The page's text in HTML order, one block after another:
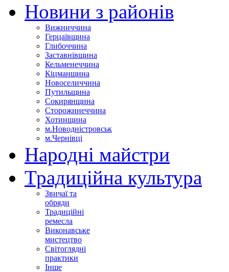
Новини з районів
Вижниччина
Герцаївщина
Глибоччина
Заставнівщина
Кельменеччина
Кіцманщина
Новоселиччина
Путильщина
Сокирянщина
Сторожинеччина
Хотинщина
м.Новодністровськ
м.Чернівці
Народні майстри
Традиційна культура
Звичаї та
обряди
Традиційні
ремесла
Виконавське
мистецтво
Світоглядні
практики
Інше